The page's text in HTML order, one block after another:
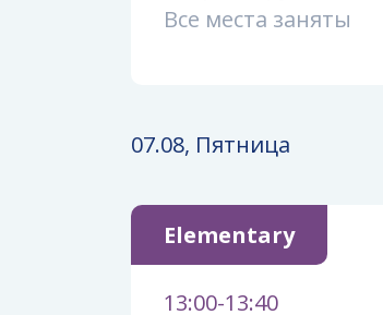
Все места заняты
07.08, Пятница
Elementary
13:00-13:40